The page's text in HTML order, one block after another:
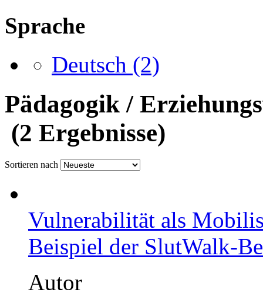
Sprache
Deutsch (2)
Pädagogik /
(2 Ergebnisse)
Sortieren nach
Vulnerabilität als
Beispiel der SlutWalk-
Autor